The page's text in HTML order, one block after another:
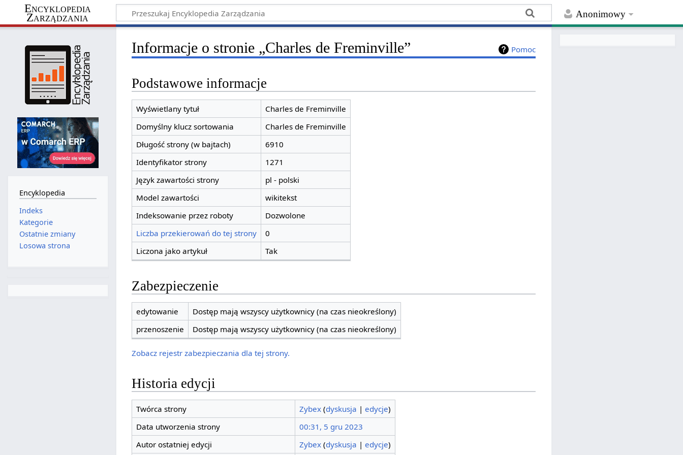
Anonimowy
Encyklopedia
Zarządzania
Pomoc
Informacje o stronie „Charles de Freminville”
Podstawowe informacje
Wyświetlany tytuł
Charles de Freminville
Domyślny klucz sortowania
Charles de Freminville
Długość strony (w bajtach)
6910
Identyfikator strony
1271
Język zawartości strony
pl - polski
Model zawartości
wikitekst
Indeksowanie przez roboty
Dozwolone
Liczba przekierowań do tej strony
0
Liczona jako artykuł
Tak
Zabezpieczenie
edytowanie
Dostęp mają wszyscy użytkownicy (na czas nieokreślony)
przenoszenie
Dostęp mają wszyscy użytkownicy (na czas nieokreślony)
Zobacz rejestr zabezpieczania dla tej strony.
Historia edycji
Twórca strony Zybex (dyskusja | edycje)
Data utworzenia strony
00:31, 5 gru 2023
Autor ostatniej edycji
Zybex (dyskusja | edycje)
Encyklopedia
Indeks
Kategorie
Ostatnie zmiany
Losowa strona